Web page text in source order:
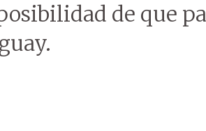
de que